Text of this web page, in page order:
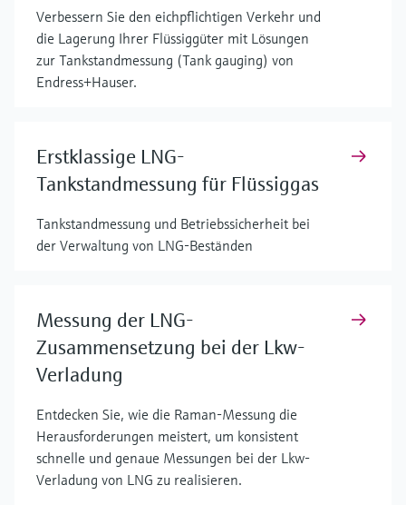
Verbessern Sie den eichpflichtigen Verkehr und
die Lagerung Ihrer Flüssiggüter mit Lösungen
zur Tankstandmessung (Tank gauging) von
Endress+Hauser.
Erstklassige LNG-
Tankstandmessung für Flüssiggas
Tankstandmessung und Betriebssicherheit bei
der Verwaltung von LNG-Beständen
Messung der LNG-
Zusammensetzung bei der Lkw-
Verladung
Entdecken Sie, wie die Raman-Messung die
Herausforderungen meistert, um konsistent
schnelle und genaue Messungen bei der Lkw-
Verladung von LNG zu realisieren.